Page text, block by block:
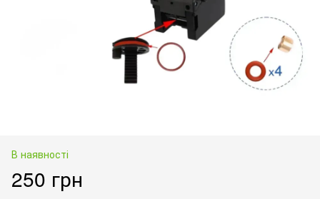
В наявності
250 грн